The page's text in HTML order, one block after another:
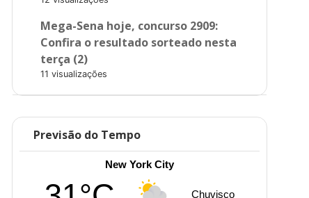
Mega-Sena hoje, concurso 2909:
Confira o resultado sorteado nesta
terça (2)
11 visualizações
Previsão do Tempo
New York City
Chuvisco